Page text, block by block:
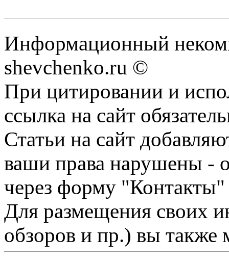
Информационный
shevchenko.ru ©
При цитировании и
ссылка на сайт
Статьи на сайт
ваши права нарушены -
через форму "Контакты"
Для размещения своих
обзоров и пр.) вы также